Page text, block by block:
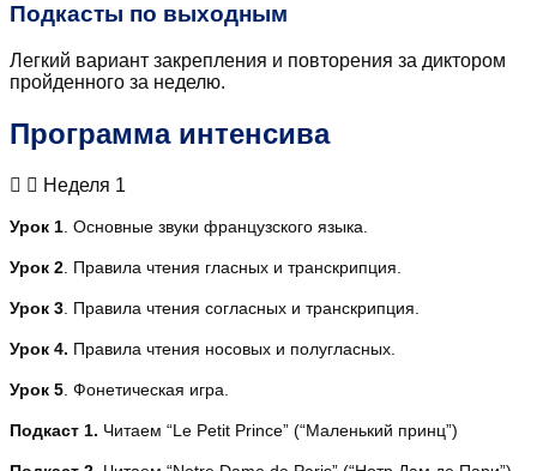
Подкасты по выходным
Легкий вариант закрепления и повторения за диктором
пройденного за неделю.
Программа интенсива
Неделя 1
Урок 1 . Основные звуки французского языка.
Урок 2 . Правила чтения гласных и транскрипция.
Урок 3 . Правила чтения согласных и транскрипция.
Урок 4. Правила чтения носовых и полугласных.
Урок 5 . Фонетическая игра.
Подкаст 1. Читаем “Le Petit Prince” (“Маленький принц”)